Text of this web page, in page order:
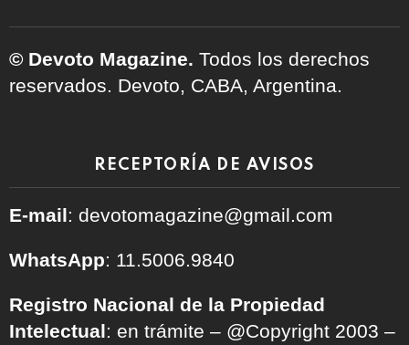
© Devoto Magazine. Todos los derechos
reservados. Devoto, CABA, Argentina.
RECEPTORÍA DE AVISOS
E-mail: devotomagazine@gmail.com
WhatsApp: 11.5006.9840
Registro Nacional de la Propiedad
Intelectual: en trámite – @Copyright 2003 –